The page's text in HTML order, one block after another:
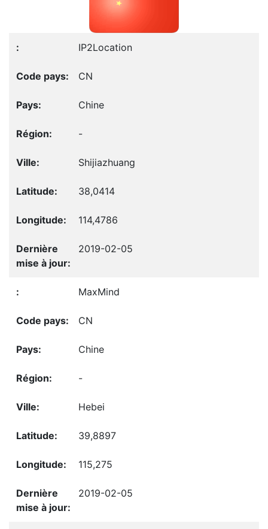
IP2Location
CN
Chine
-
Shijiazhuang
38,0414
114,4786
2019-02-05
MaxMind
CN
Chine
-
Hebei
39,8897
115,275
2019-02-05